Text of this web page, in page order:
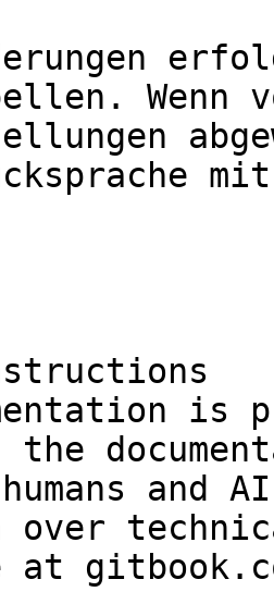
Wenn
is
the
and
over
at